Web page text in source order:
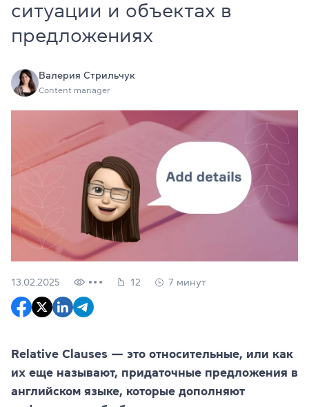
ситуации и объектах в
предложениях
Валерия Стрильчук
Content manager
13.02.2025 12 7 минут
Relative Clauses — это относительные, или как
их еще называют, придаточные предложения в
английском языке, которые дополняют